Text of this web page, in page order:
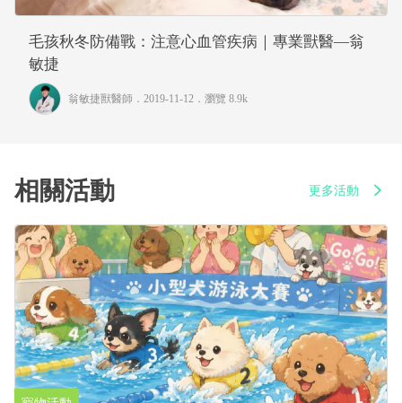
毛孩秋冬防備戰：注意心血管疾病｜專業獸醫—翁
敏捷
翁敏捷獸醫師 ．2019-11-12． 瀏覽 8.9k
相關活動 更多活動